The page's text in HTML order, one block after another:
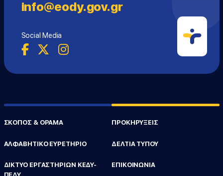
info@eody.gov.gr
Social Media
ΣΚΟΠΟΣ & ΟΡΑΜΑ
ΑΛΦΑΒΗΤΙΚΟ ΕΥΡΕΤΗΡΙΟ
ΔΙΚΤΥΟ ΕΡΓΑΣΤΗΡΙΩΝ ΚΕΔΥ-
ΠΡΟΚΗΡΥΞΕΙΣ
ΔΕΛΤΙΑ ΤΥΠΟΥ
ΕΠΙΚΟΙΝΩΝΙΑ